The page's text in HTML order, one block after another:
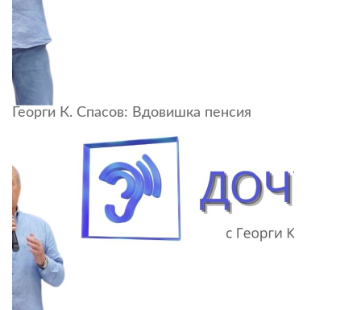
Георги К. Спасов: Вдовишка пенсия